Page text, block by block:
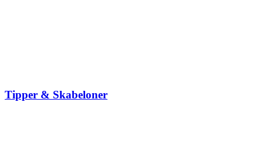
Tipper & Skabeloner